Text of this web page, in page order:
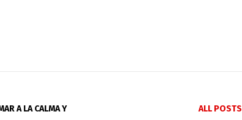
A LA CALMA Y
ALL POSTS